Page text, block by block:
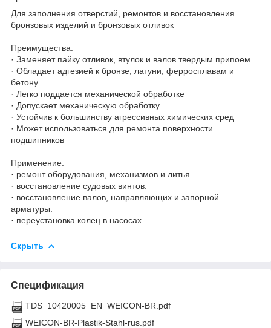
Для заполнения отверстий, ремонтов и восстановления
бронзовых изделий и бронзовых отливок
Преимущества:
· Заменяет пайку отливок, втулок и валов твердым припоем
· Обладает адгезией к бронзе, латуни, ферросплавам и
бетону
· Легко поддается механической обработке
· Допускает механическую обработку
· Устойчив к большинству агрессивных химических сред
· Может использоваться для ремонта поверхности
подшипников
Применение:
· ремонт оборудования, механизмов и литья
· восстановление судовых винтов.
· восстановление валов, направляющих и запорной
арматуры.
· переустановка колец в насосах.
Скрыть
Спецификация
TDS_10420005_EN_WEICON-BR.pdf
WEICON-BR-Plastik-Stahl-rus.pdf